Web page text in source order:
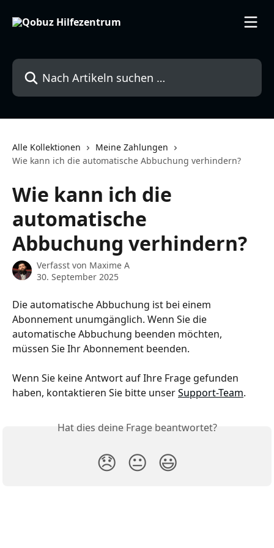
Nach Artikeln suchen …
Alle Kollektionen
Meine Zahlungen
Wie kann ich die automatische Abbuchung verhindern?
Wie kann ich die
automatische
Abbuchung verhindern?
Verfasst von Maxime A
30. September 2025
Die automatische Abbuchung ist bei einem
Abonnement unumgänglich. Wenn Sie die
automatische Abbuchung beenden möchten,
müssen Sie Ihr Abonnement beenden.
Wenn Sie keine Antwort auf Ihre Frage gefunden
haben, kontaktieren Sie bitte unser Support-Team.
Hat dies deine Frage beantwortet?
😞 😐 😃